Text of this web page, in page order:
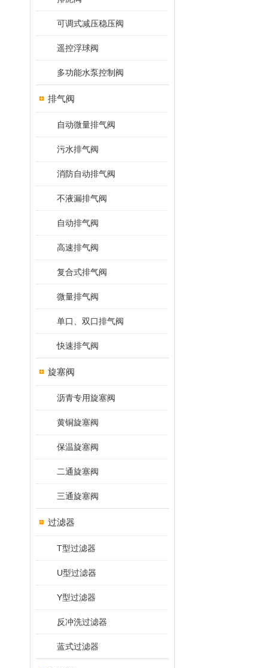
可调式减压稳压阀
遥控浮球阀
多功能水泵控制阀
排气阀
自动微量排气阀
污水排气阀
消防自动排气阀
不液漏排气阀
自动排气阀
高速排气阀
复合式排气阀
微量排气阀
单口、双口排气阀
快速排气阀
旋塞阀
沥青专用旋塞阀
黄铜旋塞阀
保温旋塞阀
二通旋塞阀
三通旋塞阀
过滤器
T型过滤器
U型过滤器
Y型过滤器
反冲洗过滤器
蓝式过滤器